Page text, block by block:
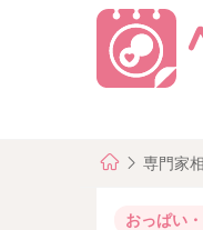
専門家
おっぱい